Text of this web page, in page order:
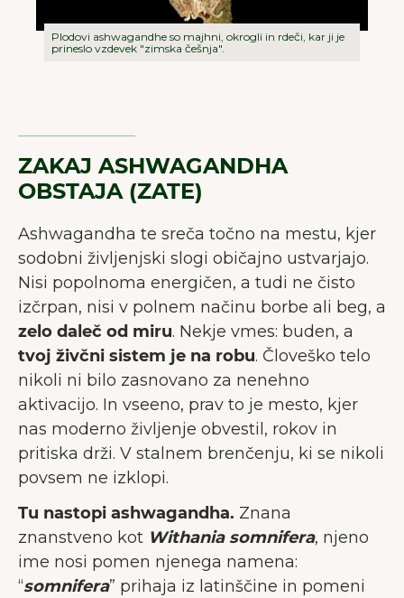
Plodovi ashwagandhe so majhni, okrogli in rdeči, kar ji je
prineslo vzdevek "zimska češnja".
ZAKAJ ASHWAGANDHA
OBSTAJA (ZATE)
Ashwagandha te sreča točno na mestu, kjer
sodobni življenjski slogi običajno ustvarjajo.
Nisi popolnoma energičen, a tudi ne čisto
izčrpan, nisi v polnem načinu borbe ali beg, a
zelo daleč od miru. Nekje vmes: buden, a
tvoj živčni sistem je na robu. Človeško telo
nikoli ni bilo zasnovano za nenehno
aktivacijo. In vseeno, prav to je mesto, kjer
nas moderno življenje obvestil, rokov in
pritiska drži. V stalnem brenčenju, ki se nikoli
povsem ne izklopi.
Tu nastopi ashwagandha. Znana
znanstveno kot Withania somnifera, njeno
ime nosi pomen njenega namena:
“somnifera” prihaja iz latinščine in pomeni